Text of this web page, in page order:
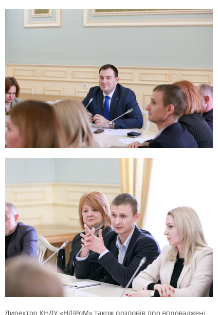
Директор КНДУ «НДІРоМ» також розповів про впроваджені